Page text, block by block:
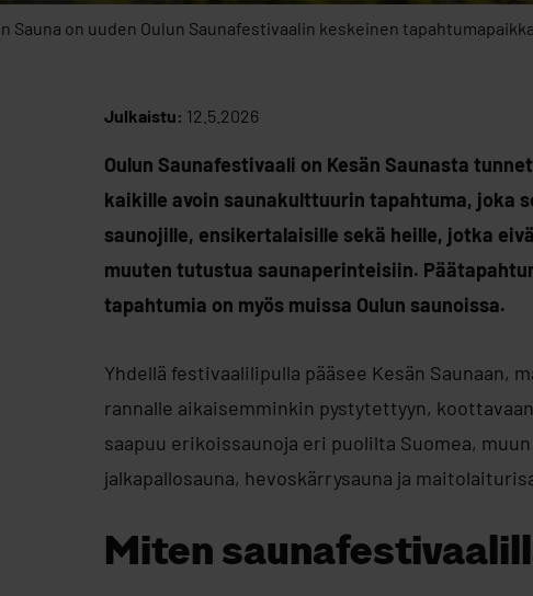
Sauna on uuden Oulun Saunafestivaalin keskeinen tapahtumapaikka.
Julkaistu: 12.5.2026
Oulun Saunafestivaali on Kesän Saunasta
kaikille avoin saunakulttuurin tapahtuma, joka
saunojille, ensikertalaisille sekä heille, jotka
muuten tutustua saunaperinteisiin.
tapahtumia on myös muissa Oulun saunoissa.
Yhdellä festivaalilipulla pääsee Kesän Saunaan,
rannalle aikaisemminkin pystytettyyn,
saapuu erikoissaunoja eri puolilta Suomea,
jalkapallosauna, hevoskärrysauna ja
Miten